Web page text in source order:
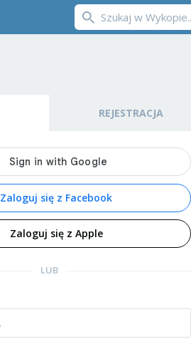
REJESTRACJA
Zaloguj się z Facebook
Zaloguj się z Apple
LUB